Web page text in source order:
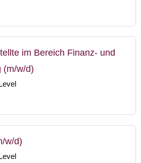
im Bereich Finanz- und
(m/w/d)
w/d)